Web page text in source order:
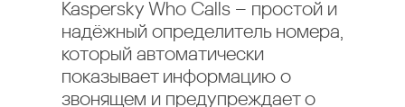
Kaspersky Who Calls – простой и
надёжный определитель номера,
который автоматически
показывает информацию о
звонящем и предупреждает о